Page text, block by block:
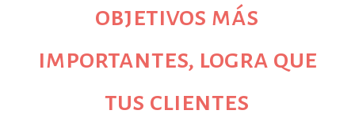
objetivos más
importantes, logra que
tus clientes